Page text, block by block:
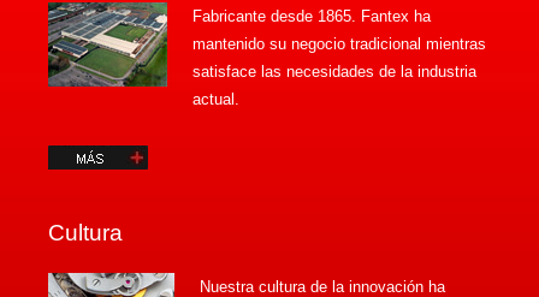
Fabricante desde 1865. Fantex ha
mantenido su negocio tradicional mientras
satisface las necesidades de la industria
actual.
Cultura
Nuestra cultura de la innovación ha